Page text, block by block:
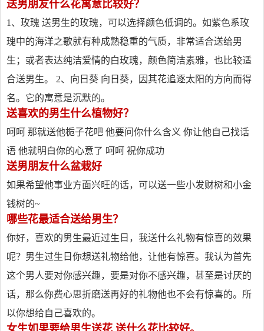
送男朋友什么花寓意比较好？
1、玫瑰 送男生的玫瑰，可以选择颜色低调的。如紫色系玫
瑰中的海洋之歌就有种成熟稳重的气质，非常适合送给男
生；或者表达纯洁爱情的白玫瑰，颜色简洁素雅，也比较适
合送男生。 2、向日葵 向日葵，因其花追逐太阳的方向而得
名。它的寓意是沉默的。
送喜欢的男生什么植物好？
呵呵 那就送他栀子花吧 他要问你什么含义 你让他自己找话
语 他就明白你的心意了 呵呵 祝你成功
送男朋友什么盆栽好
如果希望他事业方面兴旺的话，可以送一些小发财树和小金
钱树的~
哪些花最适合送给男生？
你好，喜欢的男生最近过生日，我送什么礼物有惊喜的效果
呢？男生过生日你想送礼物给他，让他有惊喜。我认为首先
这个男人要对你感兴趣，要是对你不感兴趣，甚至是讨厌的
话，那么你费心思折磨送再好的礼物他也不会有惊喜的。所
以你想给自己喜欢的。
女生如果要给男生送花 送什么花比较好。